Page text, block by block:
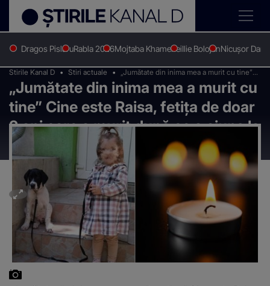
Dragos PislaruRabla 2026Mojtaba KhameneiIlie BolojanNicușor Dan
Stirile Kanal D Stiri actuale
„Jumătate din inima mea a murit cu tine”
Cine este Raisa, fetița de doar 2 ani care a
murit după ce a ajuns la spital?
„Jumătate din inima mea a murit cu
tine” Cine este Raisa, fetița de doar
2 ani care a murit după ce a ajuns la
spital?